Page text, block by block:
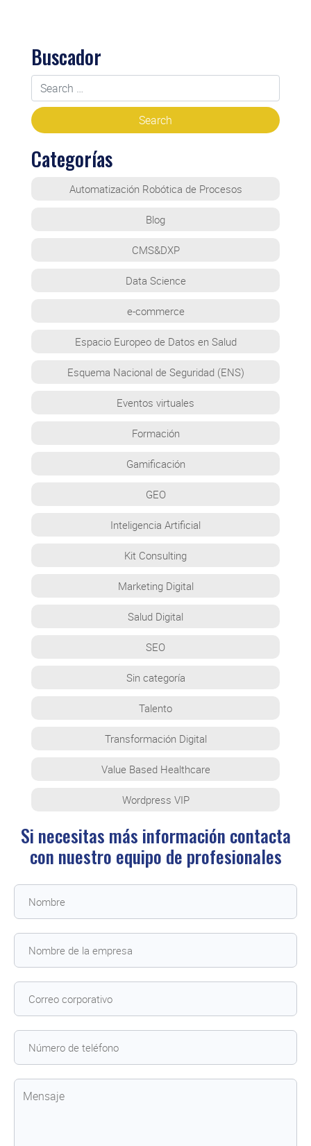
Buscador
Categorías
Automatización Robótica de Procesos
Blog
CMS&DXP
Data Science
e-commerce
Espacio Europeo de Datos en Salud
Esquema Nacional de Seguridad (ENS)
Eventos virtuales
Formación
Gamificación
GEO
Inteligencia Artificial
Kit Consulting
Marketing Digital
Salud Digital
SEO
Sin categoría
Talento
Transformación Digital
Value Based Healthcare
Wordpress VIP
Si necesitas más información contacta
con nuestro equipo de profesionales